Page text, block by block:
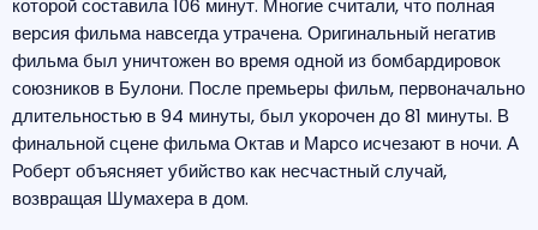
которой составила 106 минут. Многие считали, что полная
версия фильма навсегда утрачена. Оригинальный негатив
фильма был уничтожен во время одной из бомбардировок
союзников в Булони. После премьеры фильм, первоначально
длительностью в 94 минуты, был укорочен до 81 минуты. В
финальной сцене фильма Октав и Марсо исчезают в ночи. А
Роберт объясняет убийство как несчастный случай,
возвращая Шумахера в дом.